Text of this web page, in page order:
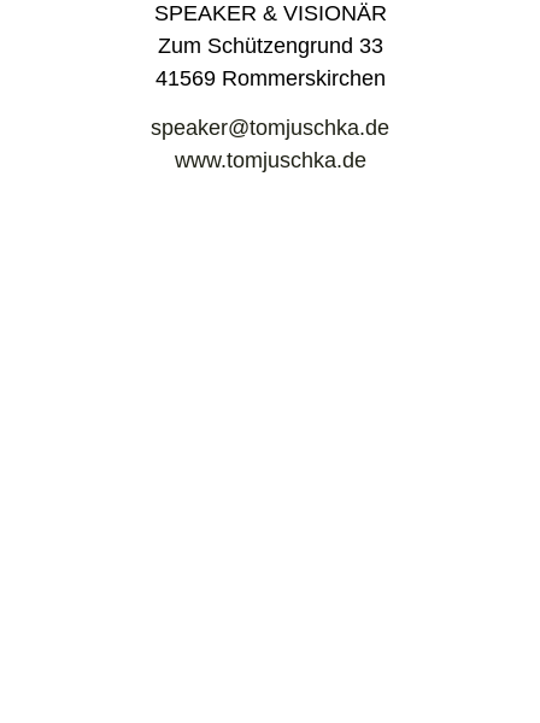
SPEAKER & VISIONÄR
Zum Schützengrund 33
41569 Rommerskirchen
speaker@tomjuschka.de
www.tomjuschka.de